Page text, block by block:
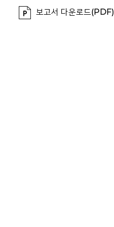
보고서 다운로드(PDF)